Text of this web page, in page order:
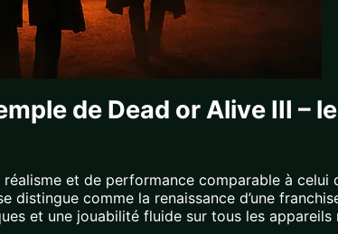
de Dead or Alive III –
et de performance comparable à celui
comme la renaissance d’une
et une jouabilité fluide sur tous les appareils